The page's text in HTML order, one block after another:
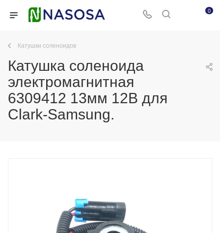
0
Катушки соленоидов
Катушка соленоида
электромагнитная
6309412 13мм 12В для
Clark-Samsung.